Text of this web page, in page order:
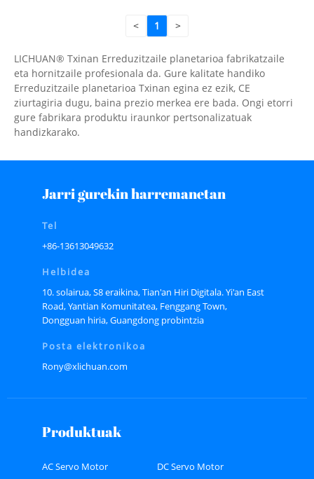
< 1 >
LICHUAN® Txinan Erreduzitzaile planetarioa fabrikatzaile
eta hornitzaile profesionala da. Gure kalitate handiko
Erreduzitzaile planetarioa Txinan egina ez ezik, CE
ziurtagiria dugu, baina prezio merkea ere bada. Ongi etorri
gure fabrikara produktu iraunkor pertsonalizatuak
handizkarako.
Jarri gurekin harremanetan
Tel
+86-13613049632
Helbidea
10. solairua, S8 eraikina, Tian'an Hiri Digitala. Yi'an East
Road, Yantian Komunitatea, Fenggang Town,
Dongguan hiria, Guangdong probintzia
Posta elektronikoa
Rony@xlichuan.com
Produktuak
AC Servo Motor
DC Servo Motor